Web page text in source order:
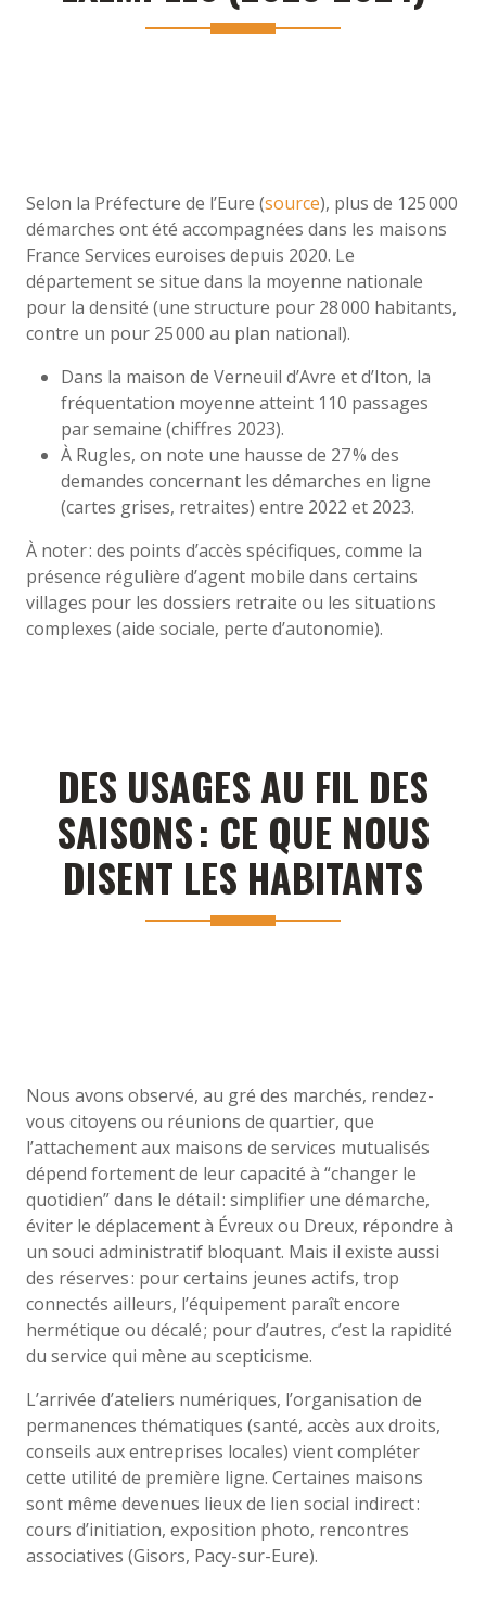
Selon la Préfecture de l’Eure (source), plus de 125 000
démarches ont été accompagnées dans les maisons
France Services euroises depuis 2020. Le
département se situe dans la moyenne nationale
pour la densité (une structure pour 28 000 habitants,
contre un pour 25 000 au plan national).
Dans la maison de Verneuil d’Avre et d’Iton, la
fréquentation moyenne atteint 110 passages
par semaine (chiffres 2023).
À Rugles, on note une hausse de 27 % des
demandes concernant les démarches en ligne
(cartes grises, retraites) entre 2022 et 2023.
À noter : des points d’accès spécifiques, comme la
présence régulière d’agent mobile dans certains
villages pour les dossiers retraite ou les situations
complexes (aide sociale, perte d’autonomie).
DES USAGES AU FIL DES
SAISONS : CE QUE NOUS
DISENT LES HABITANTS
Nous avons observé, au gré des marchés, rendez-
vous citoyens ou réunions de quartier, que
l’attachement aux maisons de services mutualisés
dépend fortement de leur capacité à “changer le
quotidien” dans le détail : simplifier une démarche,
éviter le déplacement à Évreux ou Dreux, répondre à
un souci administratif bloquant. Mais il existe aussi
des réserves : pour certains jeunes actifs, trop
connectés ailleurs, l’équipement paraît encore
hermétique ou décalé ; pour d’autres, c’est la rapidité
du service qui mène au scepticisme.
L’arrivée d’ateliers numériques, l’organisation de
permanences thématiques (santé, accès aux droits,
conseils aux entreprises locales) vient compléter
cette utilité de première ligne. Certaines maisons
sont même devenues lieux de lien social indirect :
cours d’initiation, exposition photo, rencontres
associatives (Gisors, Pacy-sur-Eure).